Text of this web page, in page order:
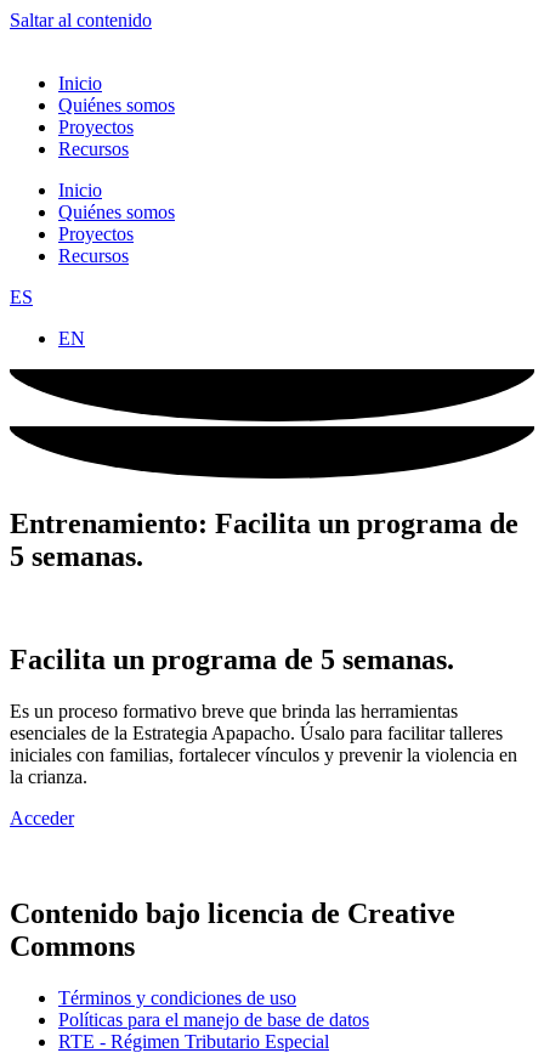
Saltar al contenido
Inicio
Quiénes somos
Proyectos
Recursos
Inicio
Quiénes somos
Proyectos
Recursos
ES
EN
Entrenamiento: Facilita un programa de
5 semanas.
Facilita un programa de 5 semanas.
Es un proceso formativo breve que brinda las herramientas
esenciales de la Estrategia Apapacho. Úsalo para facilitar talleres
iniciales con familias, fortalecer vínculos y prevenir la violencia en
la crianza.
Acceder
Contenido bajo licencia de Creative
Commons
Términos y condiciones de uso
Políticas para el manejo de base de datos
RTE - Régimen Tributario Especial